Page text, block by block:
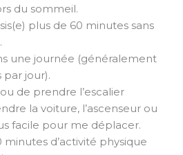
du sommeil.
plus de 60 minutes sans
une journée (généralement
par jour).
de prendre l’escalier
la voiture, l’ascenseur ou
facile pour me déplacer.
minutes d’activité physique